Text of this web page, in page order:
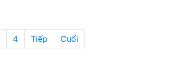
4 Tiếp Cuối